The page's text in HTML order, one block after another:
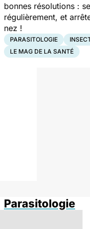
bonnes résolutions :
régulièrement, et
nez !
PARASITOLOGIE
LE MAG DE LA SANTÉ
Parasitologie